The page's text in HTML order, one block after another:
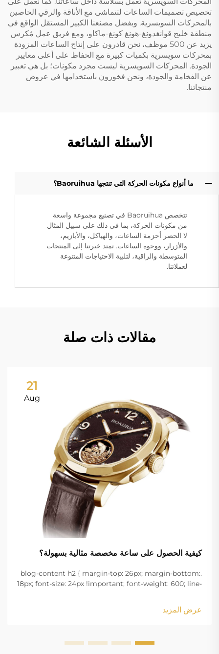
تخصيص تصميمات الساعات لتتماشى مع الأناقة والرقي الخاصين
بالمحركات السويسرية. وبفضل مصنعنا الكبير المستقل الواقع في
منطقة خليج قوانغدونغ-هونغ كونغ-ماكاو، ومع فريق عمل مُكرس
يزيد عن 500 موظف، نحن قادرون على إنتاج الساعات المزودة
بمحركات سويسرية بكميات كبيرة مع الحفاظ على أعلى معايير
الجودة. المحركات السويسرية ليست مجرد مكونات؛ بل هي تعبير
عن الفخامة والجودة، ونحن فخورون باستخدامها في عروض
منتجاتنا.
الأسئلة الشائعة
ما أنواع مكونات الحركة التي تنتجها Baoruihua؟
تتخصص Baoruihua في تصنيع مجموعة واسعة
من مكونات الحركة، بما في ذلك على سبيل المثال
لا الحصر أحزمة الساعات، والهياكل، والأبازيم،
والأزرار، ووجوه الساعات. تمتد خبرتنا إلى المنتجات
المتوسطة والراقية، لتلبية الاحتياجات المتنوعة
لعملائنا.
مقالات ذات صلة
21
Aug
كيفية الحصول على ساعة مخصصة مثالية بسهولة؟
.blog-content h2 { margin-top: 26px; margin-bottom:
18px; font-size: 24px !important; font-weight: 600; line-
margin-bottom: 18px; font-size: 20px !important; font-
w...
عرض المزيد